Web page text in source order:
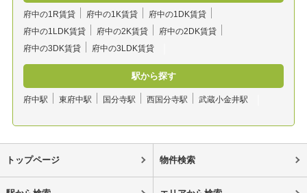
府中の1R賃貸 府中の1K賃貸
府中の1DK賃貸
府中の1LDK賃貸
府中の2K賃貸
府中の2DK賃貸
府中の3DK賃貸
府中の3LDK賃貸
駅から探す
府中駅 東府中駅 国分寺駅 西国分寺駅 武蔵小金井駅
トップページ 物件検索